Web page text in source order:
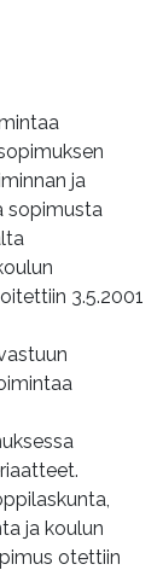
ja
sopimusta
3.5.2001
ja koulun
otettiin